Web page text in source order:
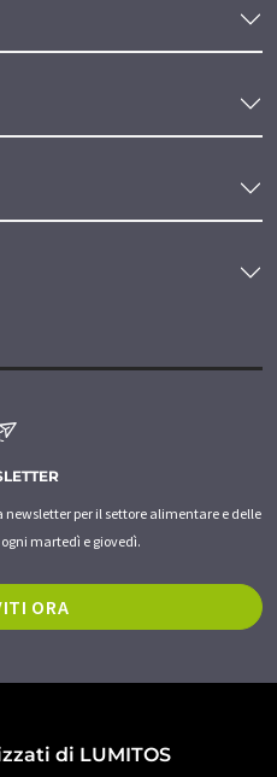
per il settore alimentare e delle
martedì e giovedì.
ORA
di LUMITOS